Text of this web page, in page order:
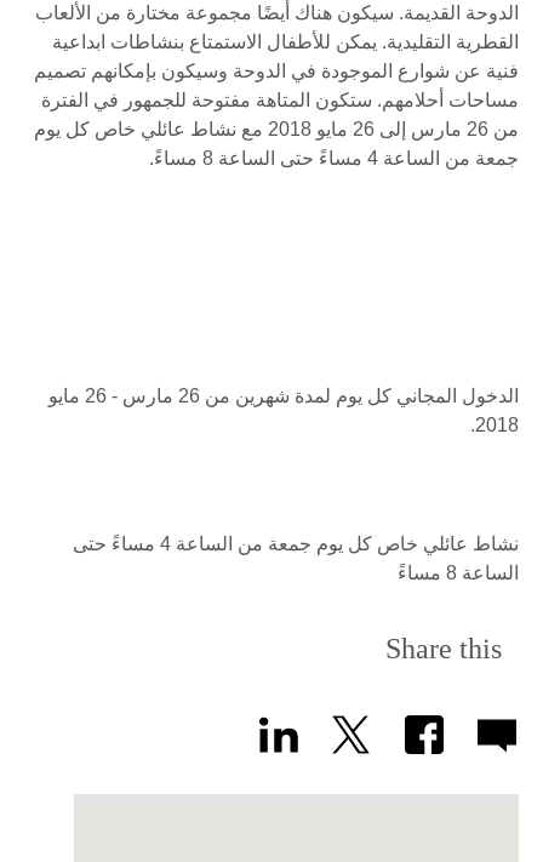
الدوحة القديمة. سيكون هناك أيضًا مجموعة مختارة من الألعاب
القطرية التقليدية. يمكن للأطفال الاستمتاع بنشاطات ابداعية
فنية عن شوارع الموجودة في الدوحة وسيكون بإمكانهم تصميم
مساحات أحلامهم. ستكون المتاهة مفتوحة للجمهور في الفترة
من 26 مارس إلى 26 مايو 2018 مع نشاط عائلي خاص كل يوم
جمعة من الساعة 4 مساءً حتى الساعة 8 مساءً.
الدخول المجاني كل يوم لمدة شهرين من 26 مارس - 26 مايو
2018.
نشاط عائلي خاص كل يوم جمعة من الساعة 4 مساءً حتى
الساعة 8 مساءً
Share this